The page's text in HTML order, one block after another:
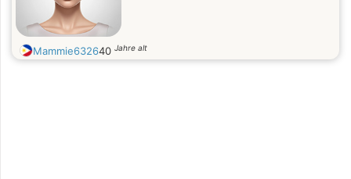
Mammie632640 Jahre alt